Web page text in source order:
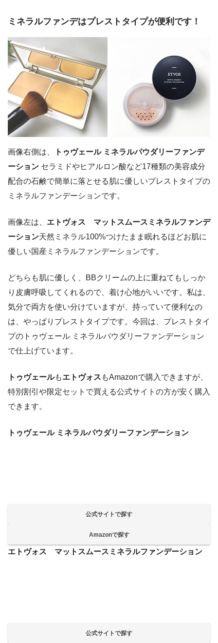
ミネラルファンデはプレストタイプが便利です！
画像右側は、
トゥヴェール ミネラルパウダリーファンデ
ーション セラミドやヒアルロン酸など17種類の美容成分
配合の石鹸で簡単に落とせる肌に優しいプレストタイプの
ミネラルファンデーションです。
画像左は、 エトヴォス マットスムースミネラルファンデ
ーション天然ミネラル100%つけたまま眠れるほどお肌に
優しい国産ミネラルファンデーションです。
どちらも肌に優しく、BBクリームの上に重ねてもしっか
り皮膚呼吸してくれるので、着け心地がいいです。私は、
気分で両方を使い分けていますが、持っていて便利なの
は、やっぱりプレストタイプです。今回は、プレストタイ
プのトゥヴェール ミネラルパウダリーファンデーション
で仕上げています。
トゥヴェールもエトヴォス もAmazonで購入できますが、
特別割引や限定セットで買える公式サイトの方が安く購入
できます。
トゥヴェール ミネラルパウダリーファンデーション
公式サイトで探す
Amazonで探す
エトヴォス マットスムースミネラルファンデーション
公式サイトで探す